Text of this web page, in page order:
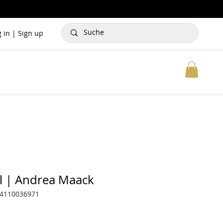
in | Sign up
| Andrea Maack